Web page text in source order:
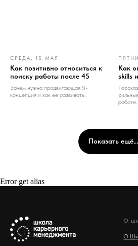
СРЕДА, 15 МАЯ
Как позитивно относиться к
поиску работы после 45
Зачем нужна продвигающая Я-
концепция и как ее развивать.
Как
skills
работе.
Показать ещё...
Error get alias
О
О